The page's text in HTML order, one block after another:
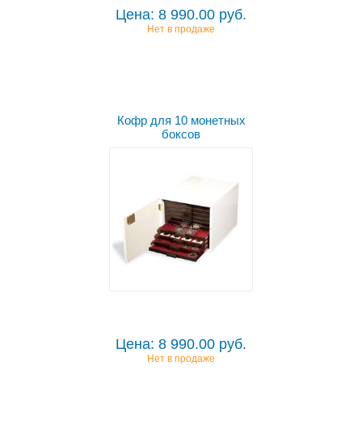
Цена: 8 990.00 руб.
Нет в продаже
Кофр для 10 монетных
боксов
Цена: 8 990.00 руб.
Нет в продаже